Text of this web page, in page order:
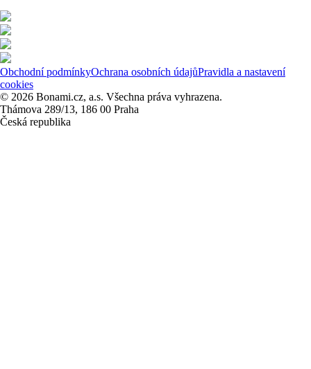
Obchodní podmínkyOchrana osobních údajůPravidla a nastavení
cookies
© 2026 Bonami.cz, a.s. Všechna práva vyhrazena.
Thámova 289/13, 186 00 Praha
Česká republika